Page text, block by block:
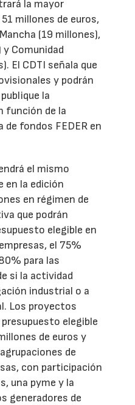
la mayor
millones de euros,
(19 millones),
Comunidad
El CDTI señala que
y podrán
la
función de la
fondos FEDER en
el mismo
en la edición
en régimen de
que podrán
elegible en
el 75%
para las
si la actividad
industrial o a
Los proyectos
elegible
de euros y
de
con participación
una pyme y la
generadores de